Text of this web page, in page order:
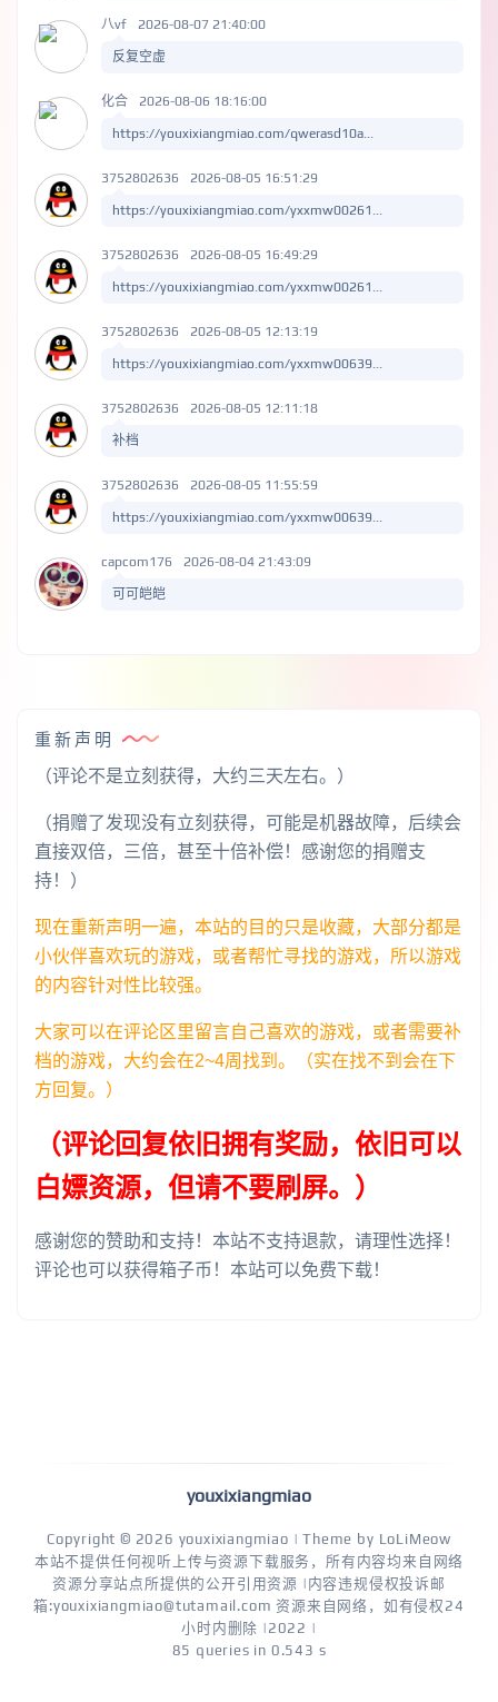
八vf 2026-08-07 21:40:00
反复空虚
化合 2026-08-06 18:16:00
https://youxixiangmiao.com/qwerasd10a...
3752802636 2026-08-05 16:51:29
https://youxixiangmiao.com/yxxmw00261...
3752802636 2026-08-05 16:49:29
https://youxixiangmiao.com/yxxmw00261...
3752802636 2026-08-05 12:13:19
https://youxixiangmiao.com/yxxmw00639...
3752802636 2026-08-05 12:11:18
补档
3752802636 2026-08-05 11:55:59
https://youxixiangmiao.com/yxxmw00639...
capcom176 2026-08-04 21:43:09
可可皑皑
重新声明
（评论不是立刻获得，大约三天左右。）
（捐赠了发现没有立刻获得，可能是机器故障，后续会
直接双倍，三倍，甚至十倍补偿！感谢您的捐赠支
持！）
现在重新声明一遍，本站的目的只是收藏，大部分都是
小伙伴喜欢玩的游戏，或者帮忙寻找的游戏，所以游戏
的内容针对性比较强。
大家可以在评论区里留言自己喜欢的游戏，或者需要补
档的游戏，大约会在2~4周找到。（实在找不到会在下
方回复。）
（评论回复依旧拥有奖励，依旧可以
白嫖资源，但请不要刷屏。）
感谢您的赞助和支持！本站不支持退款，请理性选择！
评论也可以获得箱子币！本站可以免费下载！
youxixiangmiao
Copyright © 2026 youxixiangmiao | Theme by LoLiMeow
本站不提供任何视听上传与资源下载服务，所有内容均来自网络
资源分享站点所提供的公开引用资源 |内容违规侵权投诉邮
箱:youxixiangmiao@tutamail.com 资源来自网络，如有侵权24
小时内删除 |2022 |
85 queries in 0.543 s